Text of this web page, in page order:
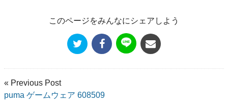
このページをみんなにシェアしよう
« Previous Post
puma ゲームウェア 608509